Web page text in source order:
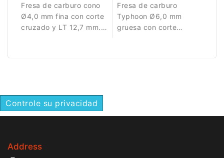
Fresa de carburo cono
Ø4,0 mm fina con corte
cruzado y LT 12,7 mm.
refinamiento.
Fresa de carburo
Typhoon Ø6,0 mm
gruesa con corte
eliminar material de
Controle su privacidad
Address